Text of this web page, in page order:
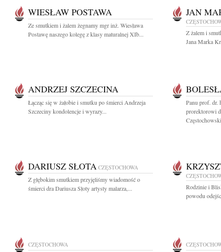
WIESŁAW POSTAWA
Ze smutkiem i żalem żegnamy mgr inż. Wiesława
Postawę naszego kolegę z klasy maturalnej XIb...
JAN
Z żalem i
Jana Marka
ANDRZEJ SZCZECINA
Łącząc się w żałobie i smutku po śmierci Andrzeja
Szczeciny kondolencje i wyrazy...
Panu prof. dr.
prorektorowi
DARIUSZ SŁOTA CZĘSTOCHOWA
Z głębokim smutkiem przyjęliśmy wiadomość o
śmierci dra Dariusza Słoty artysty malarza,...
Rodzinie i
powodu
CZĘSTOCHOWA